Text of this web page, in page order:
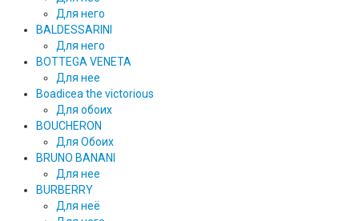
Для него
BALDESSARINI
Для него
BOTTEGA VENETA
Для нее
Boadicea the victorious
Для обоих
BOUCHERON
Для Обоих
BRUNO BANANI
Для нее
BURBERRY
Для неё